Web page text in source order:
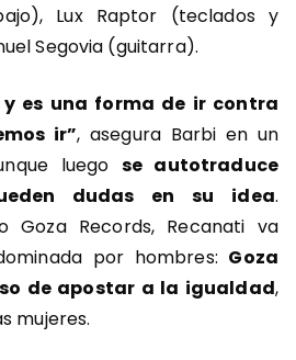
Lux Raptor (teclados y
Segovia (guitarra).
es una forma de ir contra
ir”, asegura Barbi en un
luego se autotraduce
dudas en su idea.
Goza Records, Recanati va
por hombres: Goza
de apostar a la igualdad,
mujeres.